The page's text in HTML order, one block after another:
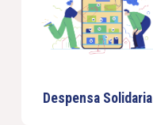
Despensa Solidaria